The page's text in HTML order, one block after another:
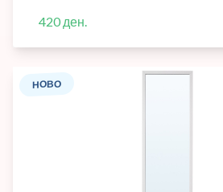
420 ден.
НОВО